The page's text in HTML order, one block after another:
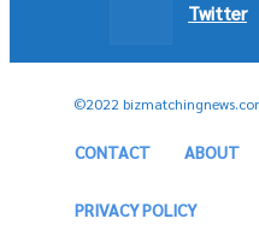
Twitter
©2022
CONTACT ABOUT
PRIVACY POLICY